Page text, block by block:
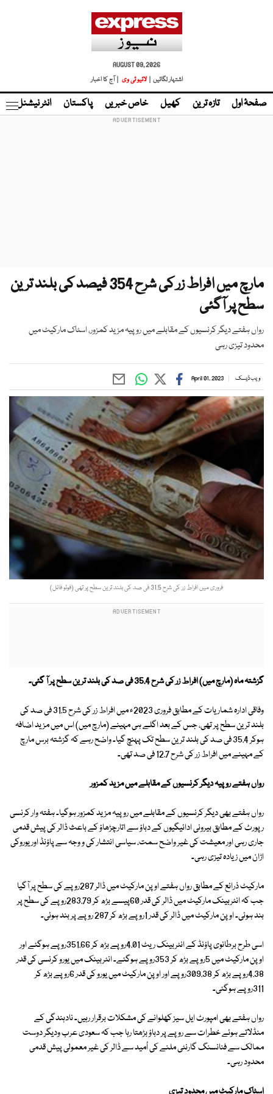
AUGUST 09, 2026
اشتہار لگائیں |
لائیو ٹی وی | آج کا اخبار
صفحۂ اول تازہ ترین کھیل خاص خبریں پاکستان انٹر نیشنل
مارچ میں افراط زر کی شرح 354 فیصد کی بلند ترین
سطح پر آگئی
رواں ہفتے دیگر کرنسیوں کے مقابلے میں روپیہ مزید کمزور، اسٹاک مارکیٹ میں
محدود تیزی رہی
ویب ڈیسک April 01, 2023
فروری میں افراط زر کی شرح 31.5 فی صد کی بلند ترین سطح پر تھی (فوٹو فائل)
گزشتہ ماہ (مارچ میں) افراط زر کی شرح 35.4 فی صد کی بلند ترین سطح پر آ گئی۔
وفاقی ادارہ شماریات کے مطابق فروری 2023ء میں افراط زر کی شرح 31.5 فی صد کی
بلند ترین سطح پر تھی، جس کے بعد اگلے ہی مہینے (مارچ میں) اس میں مزید اضافہ
ہوکر 35.4 فی صد کی بلند ترین سطح تک پہنچ گیا۔ واضح رہے کہ گزشتہ برس مارچ
کے مہینے میں افراط زر کی شرح 12.7 فی صد تھی۔
رواں ہفتے روپیہ دیگر کرنسیوں کے مقابلے میں مزید کمزور
رواں ہفتے بھی دیگر کرنسیوں کے مقابلے میں روپیہ مزید کمزور ہوگیا۔ ہفتہ وار کرنسی
رپورٹ کے مطابق بیرونی ادائیگیوں کے دباؤ سے اتارچڑھاؤ کے باعث ڈالر کی پیش قدمی
جاری رہی اور معیشت کی غیر واضح سمت، سیاسی انتشار کی و وجہ سے پاؤنڈ اور یوروکی
اڑان میں زیادہ تیزی رہی۔
مارکیٹ ذرائع کے مطابق رواں ہفتے اوپن مارکیٹ میں ڈالر 287روپے کی سطح پر آگیا
جب کہ انٹربینک مارکیٹ میں ڈالر کی قدر 60پیسے بڑھ کر 283.79روپے کی سطح پر
بند ہوئی۔ اوپن مارکیٹ میں ڈالر کی قدر 1روپے بڑھ کر 287 روپے پر بند ہوئی۔
اسی طرح برطانوی پاؤنڈ کے انٹربینک ریٹ 4.01روپے بڑھ کر 351.66روپے ہوگئے اور
اوپن مارکیٹ میں 5روپے بڑھ کر 353روپے ہوگئے۔ انٹربینک میں یورو کرنسی کی قدر
4.38روپے بڑھ کر 309.38روپے اور اوپن مارکیٹ میں یورو کی قدر 6روپے بڑھ کر
311روپے ہوگئی۔
رواں ہفتے بھی امپورٹ ایل سیز کھلوانے کی مشکلات برقرار رہیں۔ نادہندگی کے
منڈلاتے ہوئے خطرات سے روپے پر دباؤ بڑھتا رہا جب کہ سعودی عرب ودیگر دوست
ممالک سے فنانسنگ گارنٹی ملنے کی اُمید سے ڈالر کی غیر معمولی پیش قدمی
محدود رہی۔